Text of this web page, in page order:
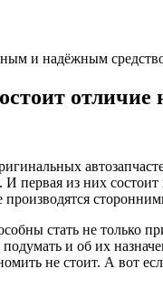
и надёжным
первая из них
стать не
и об их
не стоит. А вот